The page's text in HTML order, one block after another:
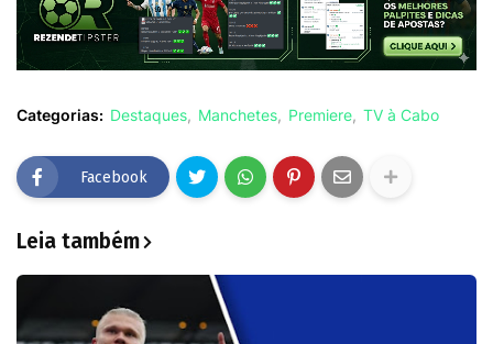
Categorias: Destaques Manchetes Premiere TV à Cabo
Facebook
Leia também